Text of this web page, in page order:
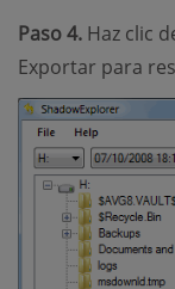
Paso 4. Haz clic
Exportar para